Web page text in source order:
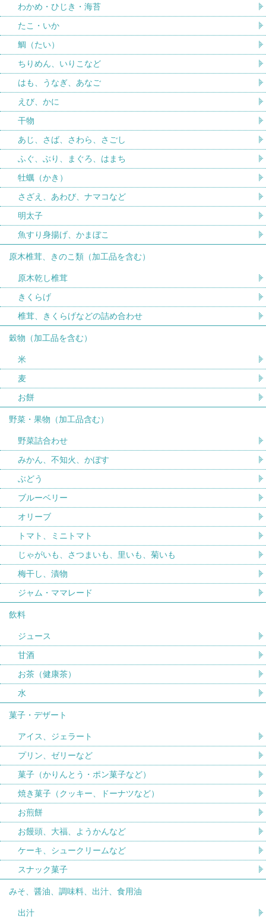
わかめ・ひじき・海苔
たこ・いか
鯛（たい）
ちりめん、いりこなど
はも、うなぎ、あなご
えび、かに
干物
あじ、さば、さわら、さごし
ふぐ、ぶり、まぐろ、はまち
牡蠣（かき）
さざえ、あわび、ナマコなど
明太子
魚すり身揚げ、かまぼこ
原木椎茸、きのこ類（加工品を含む）
原木乾し椎茸
きくらげ
椎茸、きくらげなどの詰め合わせ
穀物（加工品を含む）
米
麦
お餅
野菜・果物（加工品含む）
野菜詰合わせ
みかん、不知火、かぼす
ぶどう
ブルーベリー
オリーブ
トマト、ミニトマト
じゃがいも、さつまいも、里いも、菊いも
梅干し、漬物
ジャム・ママレード
飲料
ジュース
甘酒
お茶（健康茶）
水
菓子・デザート
アイス、ジェラート
プリン、ゼリーなど
菓子（かりんとう・ポン菓子など）
焼き菓子（クッキー、ドーナツなど）
お煎餅
お饅頭、大福、ようかんなど
ケーキ、シュークリームなど
スナック菓子
みそ、醤油、調味料、出汁、食用油
出汁